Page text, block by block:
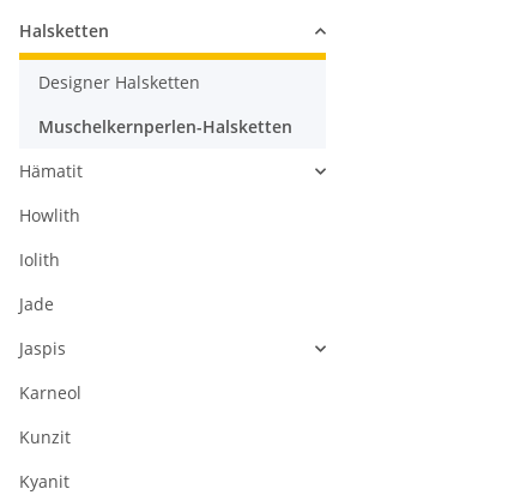
Halsketten
Designer Halsketten
Muschelkernperlen-Halsketten
Hämatit
Howlith
Iolith
Jade
Jaspis
Karneol
Kunzit
Kyanit